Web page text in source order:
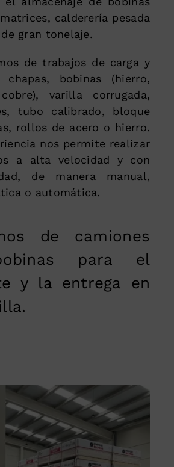
calderería pesada
gran tonelaje.
de trabajos de carga y
chapas, bobinas (hierro,
varilla corrugada,
tubo calibrado, bloque
rollos de acero o hierro.
nos permite realizar
a alta velocidad y con
de manera manual,
o automática.
de camiones
para el
y la entrega en